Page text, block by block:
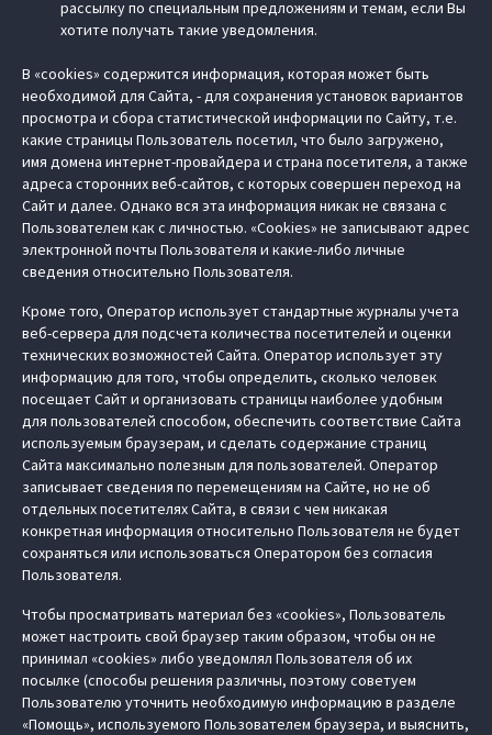
рассылку по специальным предложениям и темам, если Вы
хотите получать такие уведомления.
В «cookies» содержится информация, которая может быть
необходимой для Сайта, - для сохранения установок вариантов
просмотра и сбора статистической информации по Сайту, т.е.
какие страницы Пользователь посетил, что было загружено,
имя домена интернет-провайдера и страна посетителя, а также
адреса сторонних веб-сайтов, с которых совершен переход на
Сайт и далее. Однако вся эта информация никак не связана с
Пользователем как с личностью. «Cookies» не записывают адрес
электронной почты Пользователя и какие-либо личные
сведения относительно Пользователя.
Кроме того, Оператор использует стандартные журналы учета
веб-сервера для подсчета количества посетителей и оценки
технических возможностей Сайта. Оператор использует эту
информацию для того, чтобы определить, сколько человек
посещает Сайт и организовать страницы наиболее удобным
для пользователей способом, обеспечить соответствие Сайта
используемым браузерам, и сделать содержание страниц
Сайта максимально полезным для пользователей. Оператор
записывает сведения по перемещениям на Сайте, но не об
отдельных посетителях Сайта, в связи с чем никакая
конкретная информация относительно Пользователя не будет
сохраняться или использоваться Оператором без согласия
Пользователя.
Чтобы просматривать материал без «cookies», Пользователь
может настроить свой браузер таким образом, чтобы он не
принимал «cookies» либо уведомлял Пользователя об их
посылке (способы решения различны, поэтому советуем
Пользователю уточнить необходимую информацию в разделе
«Помощь», используемого Пользователем браузера, и выяснить,